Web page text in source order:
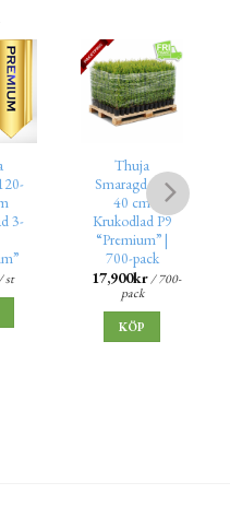
3-
st
Thuja
Smaragd 25-
40 cm
Krukodlad P9
“Premium” |
700-pack
17,900kr/ 700-
pack
KÖP